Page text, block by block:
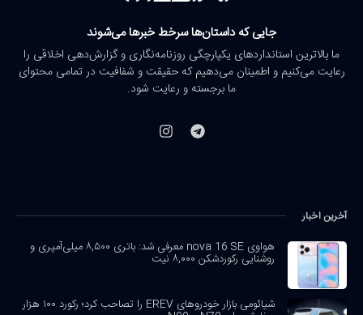
جایی که داستان‌ها سرخط خبرها می‌شوند
ما بالاترین استانداردهای یکپارچگی روزنامه‌نگاری و گزارش‌دهی اخلاقی را
رعایت می‌کنیم و اطمینان می‌دهیم که حقیقت و شفافیت در تمامی محتوای
ما برجسته و رعایت شود.
آخرین اخبار
هواوی nova 16 SE معرفی شد: باتری ۸,۵۰۰ میلی‌آمپری و
روشنایی رکوردشکن ۸,۰۰۰ نیت
شیائومی بازار خودروهای EREV را تصاحب کرد؛ رکورد ۱۰۰ هزار